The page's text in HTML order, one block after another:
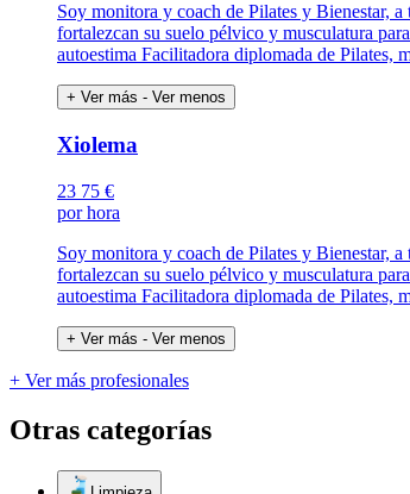
Soy monitora y coach de Pilates y Bienestar,
fortalezcan su suelo pélvico y musculatura
autoestima Facilitadora diplomada de Pilates,
+ Ver más - Ver menos
Xiolema
23 75 €
por hora
Soy monitora y coach de Pilates y Bienestar,
fortalezcan su suelo pélvico y musculatura
autoestima Facilitadora diplomada de Pilates,
+ Ver más - Ver menos
+ Ver más profesionales
Otras categorías